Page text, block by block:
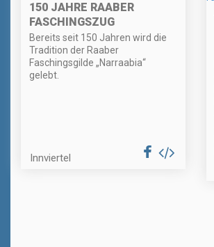
150 JAHRE RAABER
FASCHINGSZUG
Bereits seit 150 Jahren wird die
Tradition der Raaber
Faschingsgilde „Narraabia“
gelebt.
Innviertel